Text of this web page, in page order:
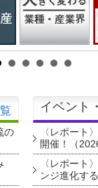
の
イベント
〈レポート
開催！（
〈レポート
ンジ進化す